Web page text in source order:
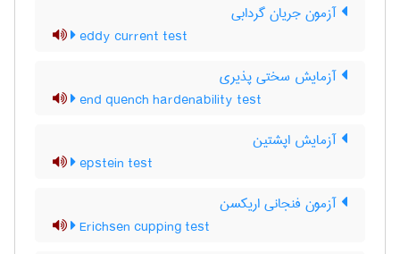
آزمون جریان گردابی
eddy current test
آزمایش سختی پذیری
end quench hardenability test
آزمایش اپشتین
epstein test
آزمون فنجانی اریکسن
Erichsen cupping test